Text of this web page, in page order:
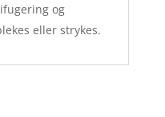
og
eller strykes.